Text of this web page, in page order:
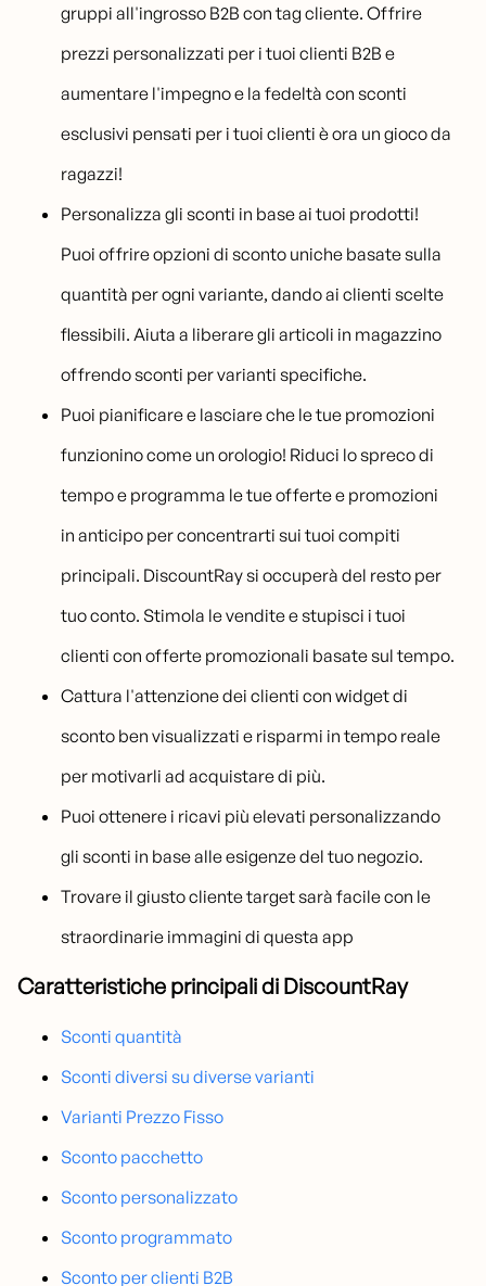
gruppi all'ingrosso B2B con tag cliente. Offrire
prezzi personalizzati per i tuoi clienti B2B e
aumentare l'impegno e la fedeltà con sconti
esclusivi pensati per i tuoi clienti è ora un gioco da
ragazzi!
Personalizza gli sconti in base ai tuoi prodotti!
Puoi offrire opzioni di sconto uniche basate sulla
quantità per ogni variante, dando ai clienti scelte
flessibili. Aiuta a liberare gli articoli in magazzino
offrendo sconti per varianti specifiche.
Puoi pianificare e lasciare che le tue promozioni
funzionino come un orologio! Riduci lo spreco di
tempo e programma le tue offerte e promozioni
in anticipo per concentrarti sui tuoi compiti
principali. DiscountRay si occuperà del resto per
tuo conto. Stimola le vendite e stupisci i tuoi
clienti con offerte promozionali basate sul tempo.
Cattura l'attenzione dei clienti con widget di
sconto ben visualizzati e risparmi in tempo reale
per motivarli ad acquistare di più.
Puoi ottenere i ricavi più elevati personalizzando
gli sconti in base alle esigenze del tuo negozio.
Trovare il giusto cliente target sarà facile con le
straordinarie immagini di questa app
Caratteristiche principali di DiscountRay
Sconti quantità
Sconti diversi su diverse varianti
Varianti Prezzo Fisso
Sconto pacchetto
Sconto personalizzato
Sconto programmato
Sconto per clienti B2B